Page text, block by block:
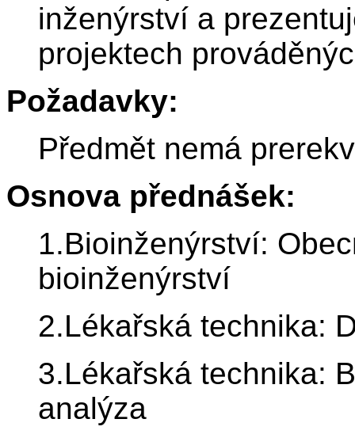
inženýrství a
projektech
Požadavky:
Předmět nemá
Osnova přednášek:
1.Bioinženýrství:
bioinženýrství
2.Lékařská technika:
3.Lékařská technika:
analýza